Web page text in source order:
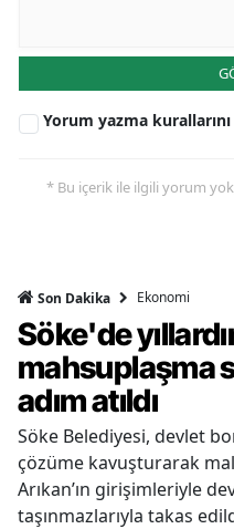
Yorum yazma kurallarını
* Bu içerik ile ilgili yorum
Son Dakika Ekonomi
Söke'de
mahsuplaşma
adım atıldı
Söke Belediyesi, devlet
çözüme kavuşturarak
Arıkan’ın girişimleriyle
taşınmazlarıyla takas